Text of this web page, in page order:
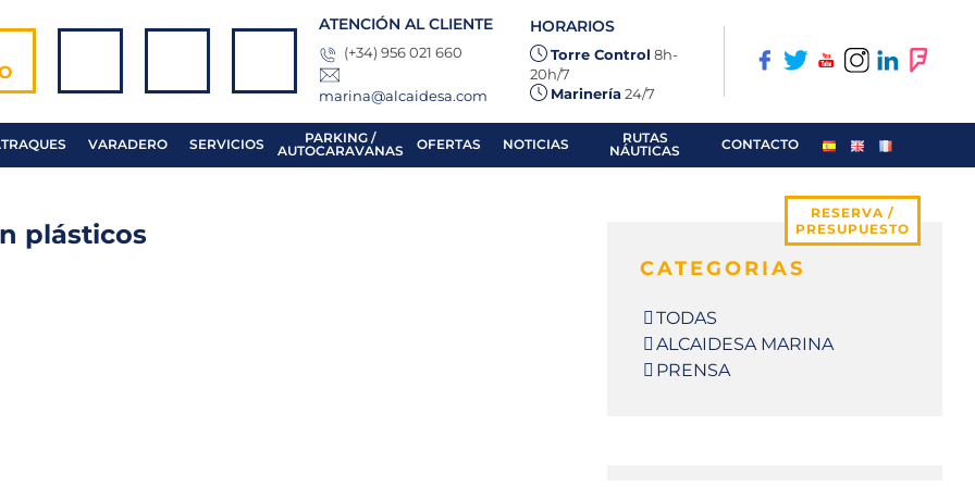
ATENCIÓN AL CLIENTE
(+34) 956 021 660
marina@alcaidesa.com
HORARIOS
Torre Control 8h-
20h/7
Marinería24/7
VARADERO SERVICIOS
PARKING /
AUTOCARAVANAS
OFERTAS NOTICIAS
RUTAS
NÁUTICAS
CONTACTO
RESERVA /
PRESUPUESTO
plásticos
CATEGORIAS
TODAS
ALCAIDESA MARINA
PRENSA